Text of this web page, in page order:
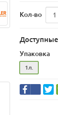
Кол-во
Упаковка
1л.